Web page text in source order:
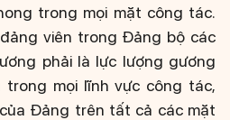
trong mọi mặt công tác.
viên trong Đảng bộ các
phải là lực lượng gương
trong mọi lĩnh vực công tác,
Đảng trên tất cả các mặt